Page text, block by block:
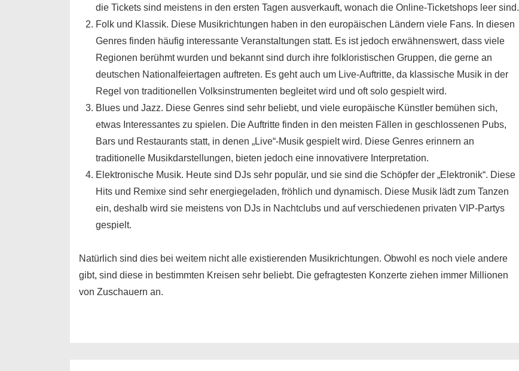
die Tickets sind meistens in den ersten Tagen ausverkauft, wonach die Online-Ticketshops leer sind.
Folk und Klassik. Diese Musikrichtungen haben in den europäischen Ländern viele Fans. In diesen
Genres finden häufig interessante Veranstaltungen statt. Es ist jedoch erwähnenswert, dass viele
Regionen berühmt wurden und bekannt sind durch ihre folkloristischen Gruppen, die gerne an
deutschen Nationalfeiertagen auftreten. Es geht auch um Live-Auftritte, da klassische Musik in der
Regel von traditionellen Volksinstrumenten begleitet wird und oft solo gespielt wird.
Blues und Jazz. Diese Genres sind sehr beliebt, und viele europäische Künstler bemühen sich,
etwas Interessantes zu spielen. Die Auftritte finden in den meisten Fällen in geschlossenen Pubs,
Bars und Restaurants statt, in denen „Live“-Musik gespielt wird. Diese Genres erinnern an
traditionelle Musikdarstellungen, bieten jedoch eine innovativere Interpretation.
Elektronische Musik. Heute sind DJs sehr populär, und sie sind die Schöpfer der „Elektronik“. Diese
Hits und Remixe sind sehr energiegeladen, fröhlich und dynamisch. Diese Musik lädt zum Tanzen
ein, deshalb wird sie meistens von DJs in Nachtclubs und auf verschiedenen privaten VIP-Partys
gespielt.
Natürlich sind dies bei weitem nicht alle existierenden Musikrichtungen. Obwohl es noch viele andere
gibt, sind diese in bestimmten Kreisen sehr beliebt. Die gefragtesten Konzerte ziehen immer Millionen
von Zuschauern an.